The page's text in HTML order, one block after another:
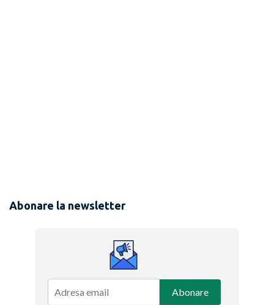
Abonare la newsletter
Abonare